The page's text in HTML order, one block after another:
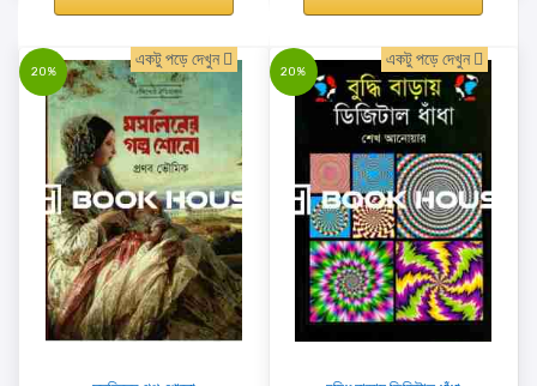
20%
একটু পড়ে দেখুন
20%
একটু পড়ে দেখুন